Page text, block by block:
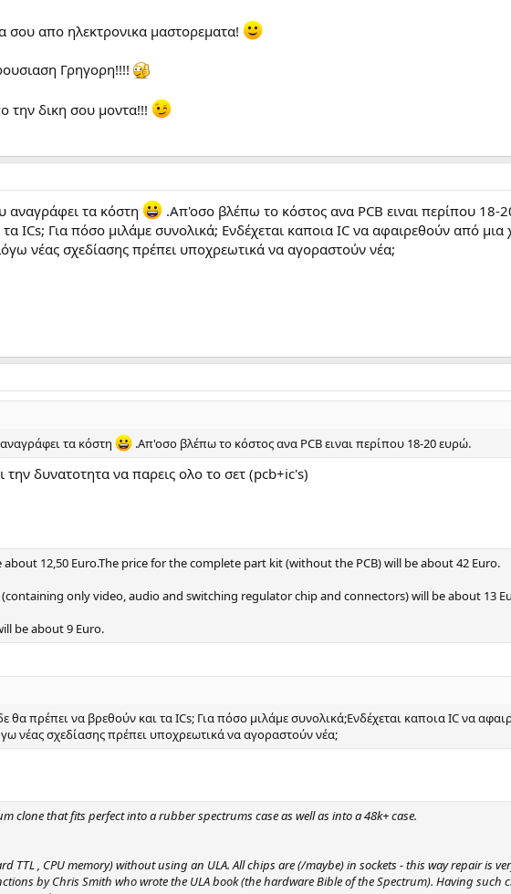
σου απο ηλεκτρονικα μαστορεματα!
Γρηγορη!!!!
την δικη σου μοντα!!!
αναγράφει τα κόστη
.Απ'οσο βλέπω το κόστος ανα PCB ειναι περίπου 18-
ICs; Για πόσο μιλάμε συνολικά; Ενδέχεται καποια IC να αφαιρεθούν από
νέας σχεδίασης πρέπει υποχρεωτικά να αγοραστούν νέα;
τα κόστη
.Απ'οσο βλέπω το κόστος ανα PCB ειναι περίπου 18-20 ευρώ.
την δυνατοτητα να παρεις ολο το σετ (pcb+ic's)
about 12,50 Euro.The price for the complete part kit (without the PCB) will be about 42 Euro.
only video, audio and switching regulator chip and connectors) will be about 13
be about 9 Euro.
θα πρέπει να βρεθούν και τα ICs; Για πόσο μιλάμε συνολικά;Ενδέχεται καποια IC να
νέας σχεδίασης πρέπει υποχρεωτικά να αγοραστούν νέα;
clone that fits perfect into a rubber spectrums case as well as into a 48k+ case.
TTL , CPU memory) without using an ULA. All chips are (/maybe) in sockets - this way repair is
by Chris Smith who wrote the ULA book (the hardware Bible of the Spectrum). Having